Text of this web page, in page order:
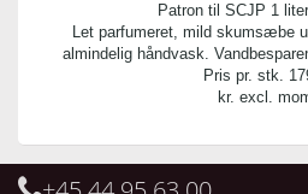
Patron til SCJP 1
Let parfumeret, mild skumsæbe
almindelig håndvask.
Pris pr. stk.
kr. excl.